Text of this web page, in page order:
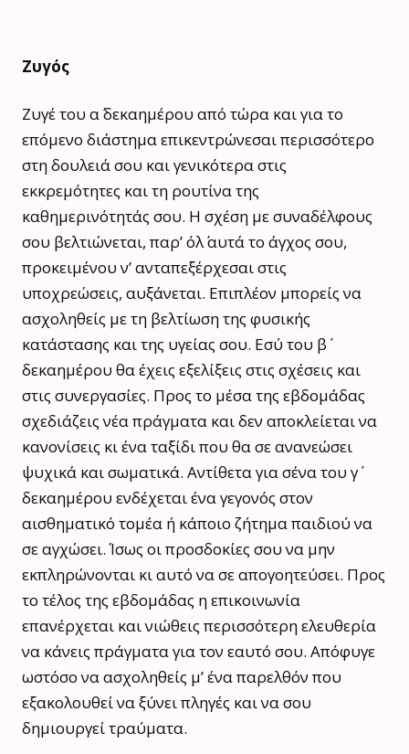
Ζυγός
Ζυγέ του α΄ δεκαημέρου από τώρα και για το
επόμενο διάστημα επικεντρώνεσαι περισσότερο
στη δουλειά σου και γενικότερα στις
εκκρεμότητες και τη ρουτίνα της
καθημερινότητάς σου. Η σχέση με συναδέλφους
σου βελτιώνεται, παρ’ όλ΄ αυτά το άγχος σου,
προκειμένου ν’ ανταπεξέρχεσαι στις
υποχρεώσεις, αυξάνεται. Επιπλέον μπορείς να
ασχοληθείς με τη βελτίωση της φυσικής
κατάστασης και της υγείας σου. Εσύ του β΄
δεκαημέρου θα έχεις εξελίξεις στις σχέσεις και
στις συνεργασίες. Προς το μέσα της εβδομάδας
σχεδιάζεις νέα πράγματα και δεν αποκλείεται να
κανονίσεις κι ένα ταξίδι που θα σε ανανεώσει
ψυχικά και σωματικά. Αντίθετα για σένα του γ΄
δεκαημέρου ενδέχεται ένα γεγονός στον
αισθηματικό τομέα ή κάποιο ζήτημα παιδιού να
σε αγχώσει. Ίσως οι προσδοκίες σου να μην
εκπληρώνονται κι αυτό να σε απογοητεύσει. Προς
το τέλος της εβδομάδας η επικοινωνία
επανέρχεται και νιώθεις περισσότερη ελευθερία
να κάνεις πράγματα για τον εαυτό σου. Απόφυγε
ωστόσο να ασχοληθείς μ’ ένα παρελθόν που
εξακολουθεί να ξύνει πληγές και να σου
δημιουργεί τραύματα.